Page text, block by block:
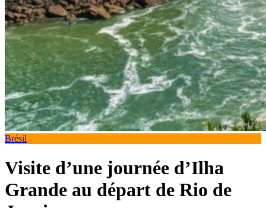
Brésil
Visite d’une journée d’Ilha
Grande au départ de Rio de